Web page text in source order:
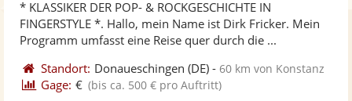
* KLASSIKER DER POP- & ROCKGESCHICHTE IN
FINGERSTYLE *. Hallo, mein Name ist Dirk Fricker. Mein
Programm umfasst eine Reise quer durch die ...
Standort: Donaueschingen (DE) -60 km von Konstanz
Gage: € (bis ca. 500 € pro Auftritt)